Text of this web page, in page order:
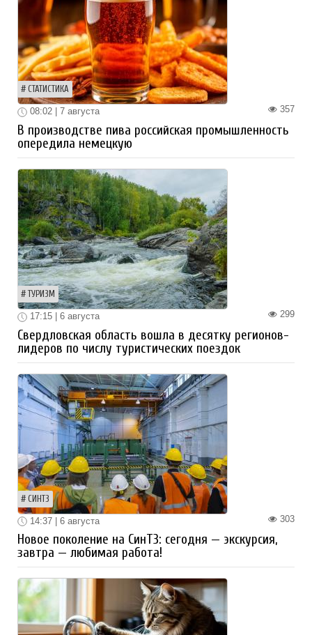
СТАТИСТИКА
357
08:02 | 7 августа
В производстве пива российская промышленность
опередила немецкую
ТУРИЗМ
299
17:15 | 6 августа
Свердловская область вошла в десятку регионов-
лидеров по числу туристических поездок
СИНТЗ
303
14:37 | 6 августа
Новое поколение на СинТЗ: сегодня — экскурсия,
завтра — любимая работа!